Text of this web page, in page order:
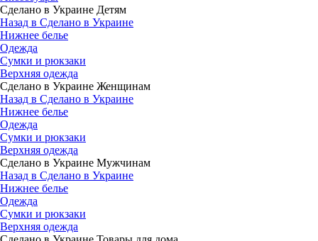
Сделано в Украине Детям
Назад в Сделано в Украине
Нижнее белье
Одежда
Сумки и рюкзаки
Верхняя одежда
Сделано в Украине Женщинам
Назад в Сделано в Украине
Нижнее белье
Одежда
Сумки и рюкзаки
Верхняя одежда
Сделано в Украине Мужчинам
Назад в Сделано в Украине
Нижнее белье
Одежда
Сумки и рюкзаки
Верхняя одежда